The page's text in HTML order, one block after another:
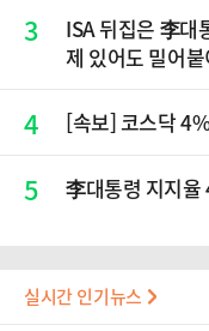
3
ISA 뒤집은 李
제 있어도 밀어
4 [속보] 코스닥
5 李대통령 지지
실시간 인기뉴스